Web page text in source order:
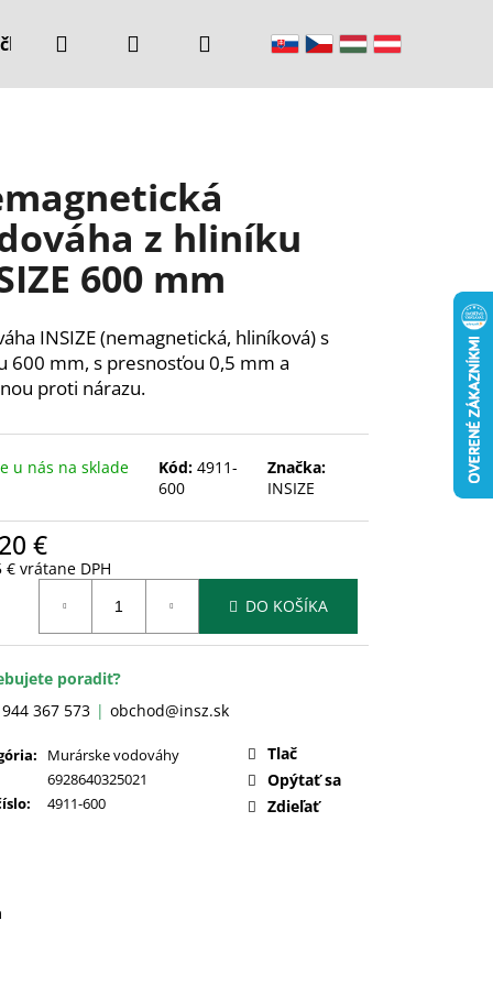
Kontakty
Hľadať PrihlásenieNákupný
z hliníku
600 mm
INSIZE (nemagnetická, hliníková) s
600 mm, s presnosťou 0,5 mm a
proti nárazu.
u nás na sklade Kód: 4911-
600
Značka:
INSIZE
€
€ vrátane DPH
DO KOŠÍKA
poradiť?
367 573
obchod@insz.sk
:
Murárske vodováhy
6928640325021
: 4911-600
Tlač
Opýtať sa
Zdieľať